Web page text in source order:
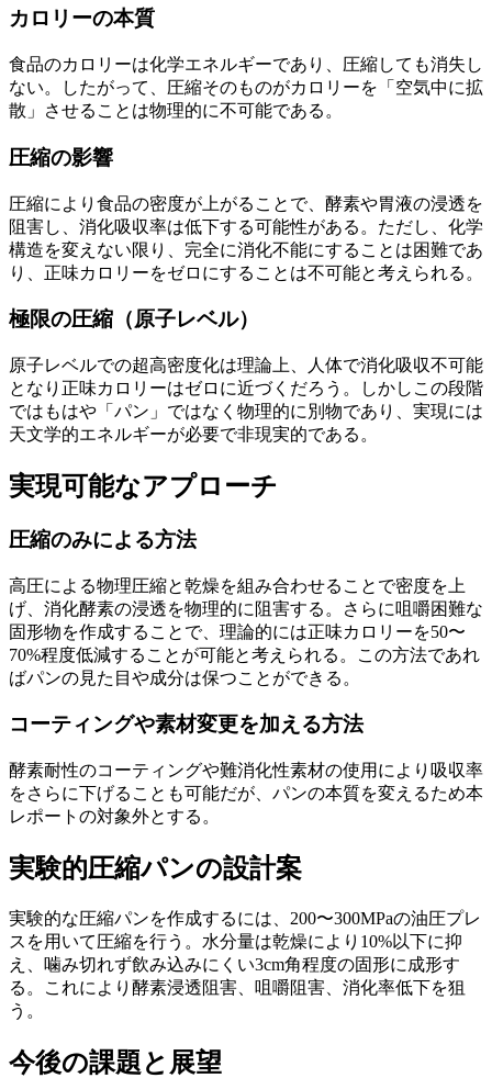
カロリーの本質
食品のカロリーは化学エネルギーであり、圧縮しても消失し
ない。したがって、圧縮そのものがカロリーを「空気中に拡
散」させることは物理的に不可能である。
圧縮の影響
圧縮により食品の密度が上がることで、酵素や胃液の浸透を
阻害し、消化吸収率は低下する可能性がある。ただし、化学
構造を変えない限り、完全に消化不能にすることは困難であ
り、正味カロリーをゼロにすることは不可能と考えられる。
極限の圧縮（原子レベル）
原子レベルでの超高密度化は理論上、人体で消化吸収不可能
となり正味カロリーはゼロに近づくだろう。しかしこの段階
ではもはや「パン」ではなく物理的に別物であり、実現には
天文学的エネルギーが必要で非現実的である。
実現可能なアプローチ
圧縮のみによる方法
高圧による物理圧縮と乾燥を組み合わせることで密度を上
げ、消化酵素の浸透を物理的に阻害する。さらに咀嚼困難な
固形物を作成することで、理論的には正味カロリーを50〜
70%程度低減することが可能と考えられる。この方法であれ
ばパンの見た目や成分は保つことができる。
コーティングや素材変更を加える方法
酵素耐性のコーティングや難消化性素材の使用により吸収率
をさらに下げることも可能だが、パンの本質を変えるため本
レポートの対象外とする。
実験的圧縮パンの設計案
実験的な圧縮パンを作成するには、200〜300MPaの油圧プレ
スを用いて圧縮を行う。水分量は乾燥により10%以下に抑
え、噛み切れず飲み込みにくい3cm角程度の固形に成形す
る。これにより酵素浸透阻害、咀嚼阻害、消化率低下を狙
う。
今後の課題と展望